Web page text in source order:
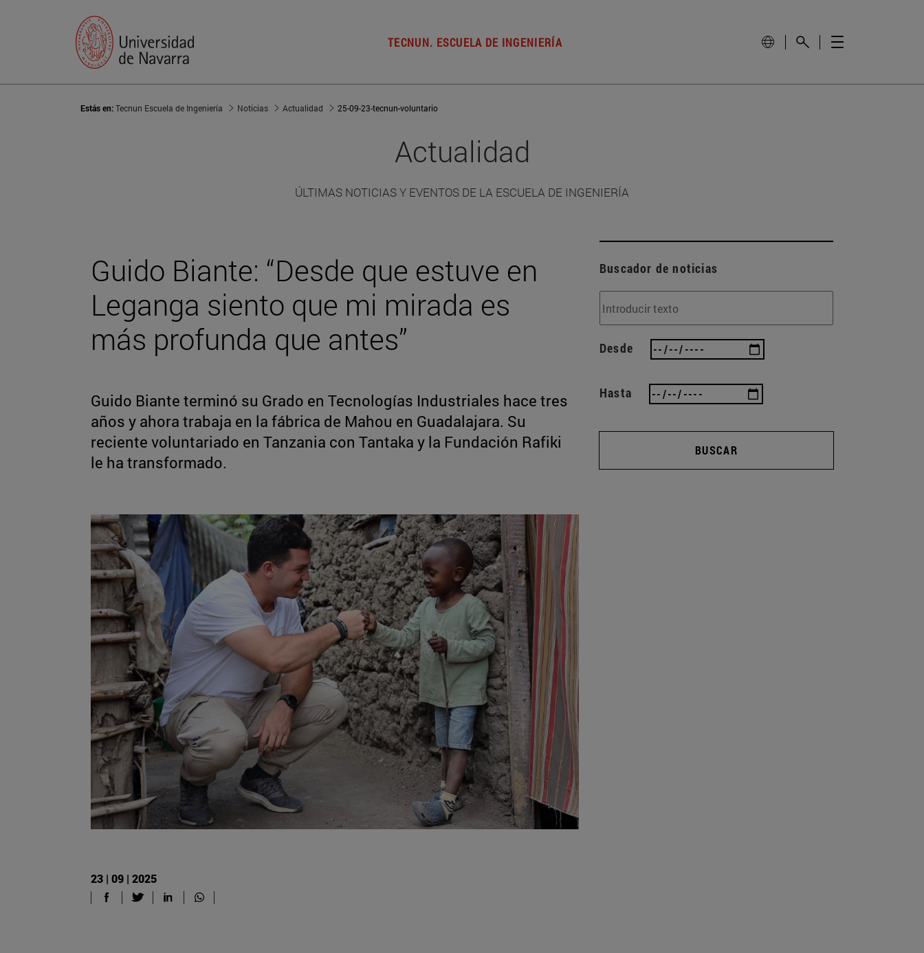
TECNUN. ESCUELA DE INGENIERÍA
Estás en:Tecnun Escuela de Ingeniería Noticias Actualidad 25-09-23-tecnun-voluntario
Actualidad
ÚLTIMAS NOTICIAS Y EVENTOS DE LA ESCUELA DE INGENIERÍA
Guido Biante: “Desde que estuve en
Leganga siento que mi mirada es
más profunda que antes”
Guido Biante terminó su Grado en Tecnologías Industriales hace tres
años y ahora trabaja en la fábrica de Mahou en Guadalajara. Su
reciente voluntariado en Tanzania con Tantaka y la Fundación Rafiki
le ha transformado.
23 | 09 | 2025
Buscador de noticias
Desde
Hasta
BUSCAR